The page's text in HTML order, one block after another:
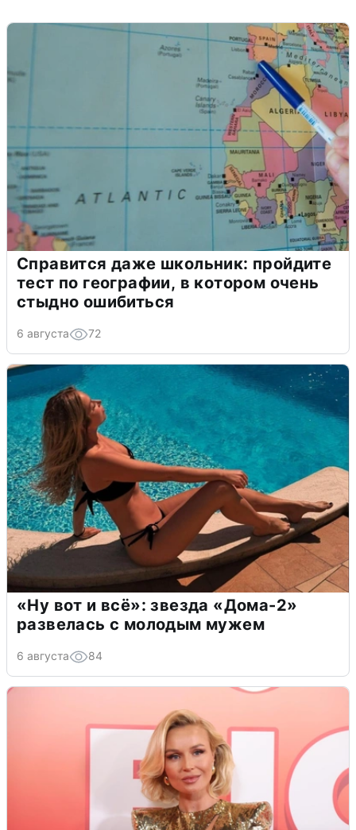
Справится даже школьник: пройдите
тест по географии, в котором очень
стыдно ошибиться
6 августа 72
«Ну вот и всё»: звезда «Дома-2»
развелась с молодым мужем
6 августа 84